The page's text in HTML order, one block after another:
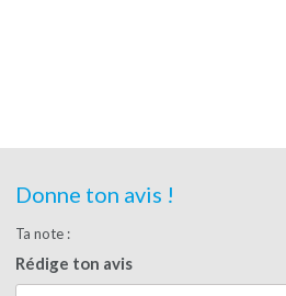
Donne ton avis !
Ta note :
Rédige ton avis